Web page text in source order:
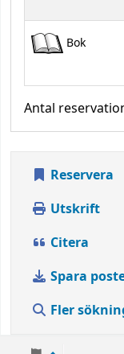
Bok
Antal
Reservera
Utskrift
Citera
Spara
Fler